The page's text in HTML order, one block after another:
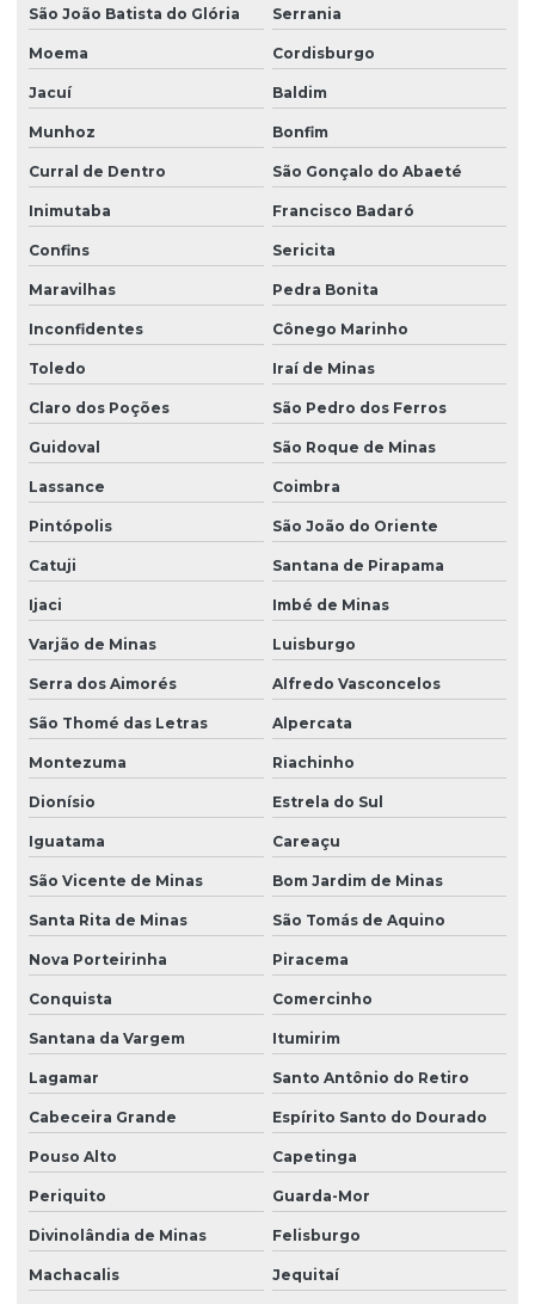
São João Batista do Glória Serrania
Moema Cordisburgo
Jacuí Baldim
Munhoz Bonfim
Curral de Dentro São Gonçalo do Abaeté
Inimutaba Francisco Badaró
Confins Sericita
Maravilhas Pedra Bonita
Inconfidentes Cônego Marinho
Toledo Iraí de Minas
Claro dos Poções São Pedro dos Ferros
Guidoval São Roque de Minas
Lassance Coimbra
Pintópolis São João do Oriente
Catuji Santana de Pirapama
Ijaci Imbé de Minas
Varjão de Minas Luisburgo
Serra dos Aimorés Alfredo Vasconcelos
São Thomé das Letras Alpercata
Montezuma Riachinho
Dionísio Estrela do Sul
Iguatama Careaçu
São Vicente de Minas Bom Jardim de Minas
Santa Rita de Minas São Tomás de Aquino
Nova Porteirinha Piracema
Conquista Comercinho
Santana da Vargem Itumirim
Lagamar Santo Antônio do Retiro
Cabeceira Grande Espírito Santo do Dourado
Pouso Alto Capetinga
Periquito Guarda-Mor
Divinolândia de Minas Felisburgo
Machacalis Jequitaí